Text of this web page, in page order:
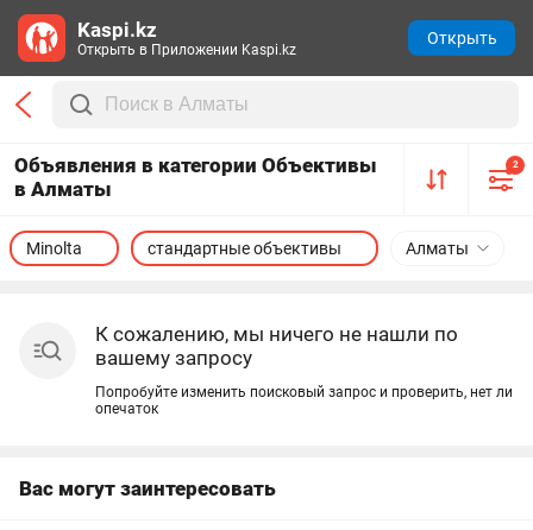
Объявления в категории Объективы
в Алматы
2
Алматы
Minolta стандартные объективы
К сожалению, мы ничего не нашли по
вашему запросу
Попробуйте изменить поисковый запрос и проверить, нет ли
опечаток
Вас могут заинтересовать
Kaspi.kz
Открыть в Приложении Kaspi.kz
Открыть